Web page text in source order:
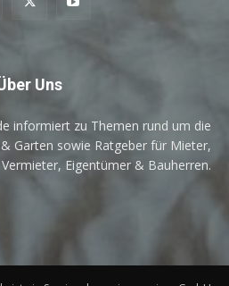
Uns
informiert zu Themen rund um die
Garten sowie Ratgeber für Mieter,
Vermieter, Eigentümer & Bauherren.